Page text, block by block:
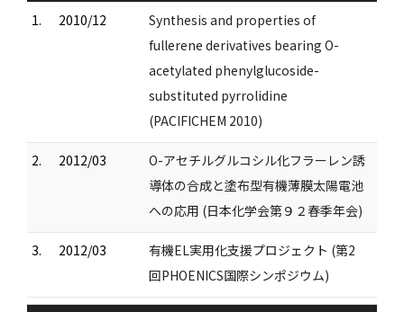
1.
2010/12
Synthesis and properties of
fullerene derivatives bearing O-
acetylated phenylglucoside-
substituted pyrrolidine
(PACIFICHEM 2010)
2. 2012/03
O-アセチルグルコシル化フラーレン誘
導体の合成と塗布型有機薄膜太陽電池
への応用 (日本化学会第９２春季年会)
3. 2012/03
有機EL実用化支援プロジェクト (第2
回PHOENICS国際シンポジウム)